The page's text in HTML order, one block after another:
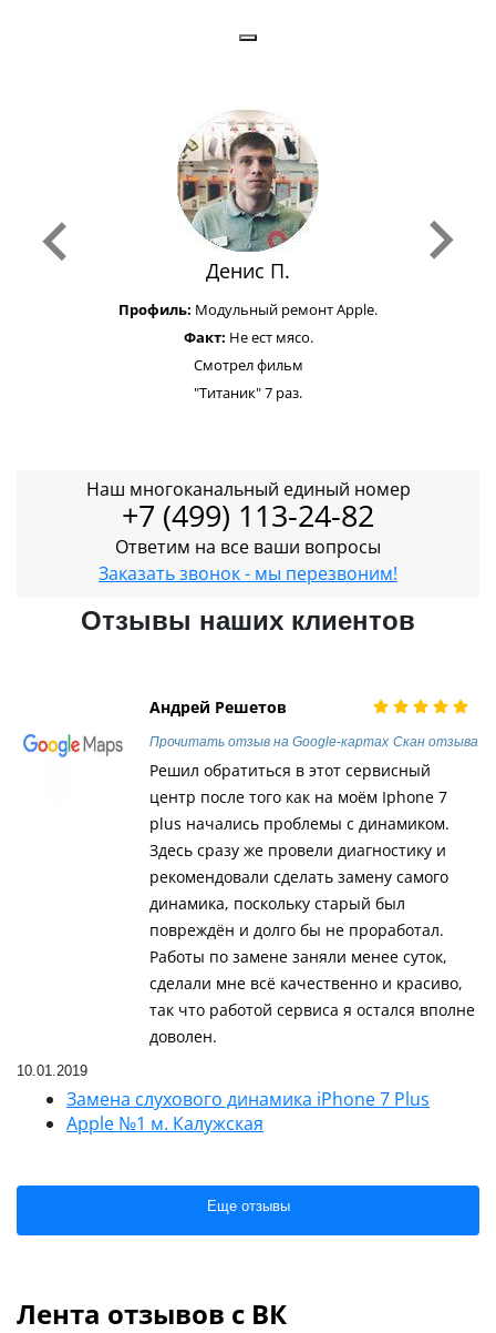
Денис П.
Профиль: Модульный ремонт Apple.
Факт: Не ест мясо.
Смотрел фильм
"Титаник" 7 раз.
Наш многоканальный единый номер
+7 (499) 113-24-82
Ответим на все ваши вопросы
Заказать звонок - мы перезвоним!
Отзывы наших клиентов
Андрей Решетов
Прочитать отзыв на Google-картах Скан отзыва
Решил обратиться в этот сервисный
центр после того как на моём Iphone 7
plus начались проблемы с динамиком.
Здесь сразу же провели диагностику и
рекомендовали сделать замену самого
динамика, поскольку старый был
повреждён и долго бы не проработал.
Работы по замене заняли менее суток,
сделали мне всё качественно и красиво,
так что работой сервиса я остался вполне
доволен.
10.01.2019
Замена слухового динамика iPhone 7 Plus
Apple №1 м. Калужская
Еще отзывы
Лента отзывов с ВК